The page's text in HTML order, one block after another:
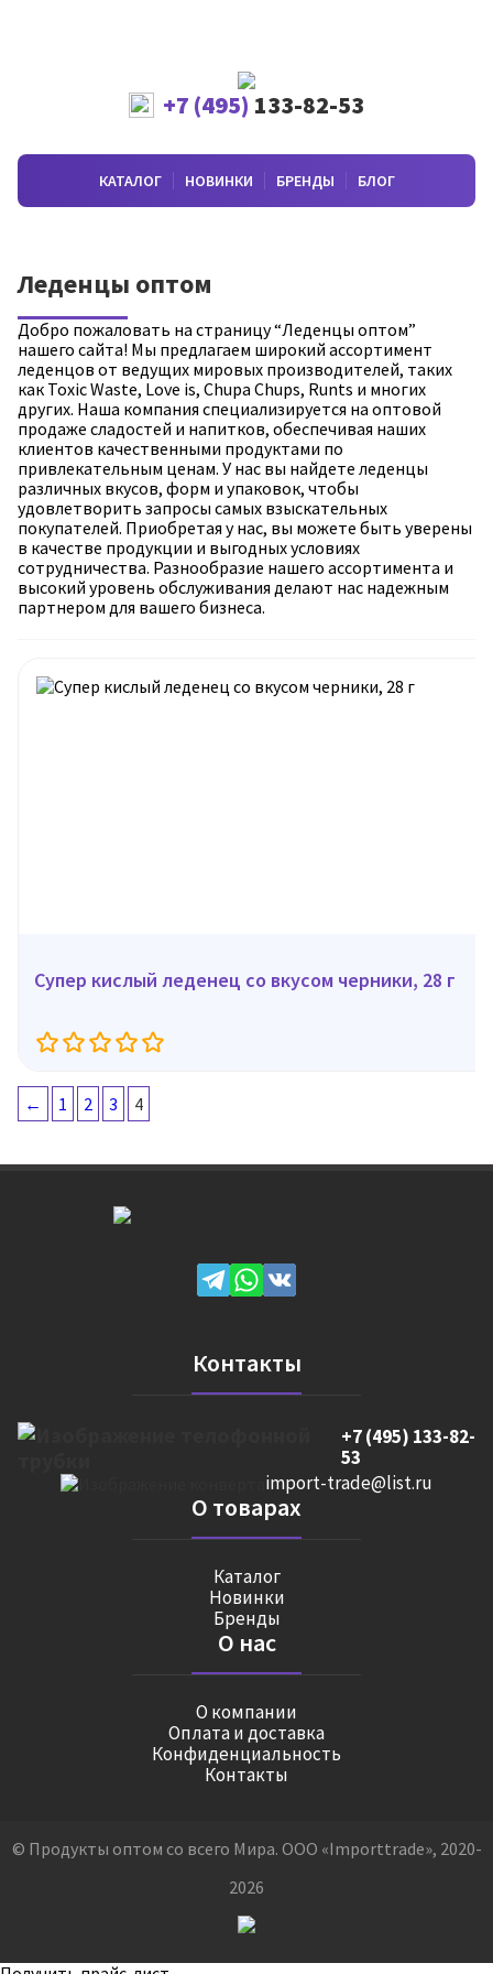
+7 (495) 133-82-53
КАТАЛОГ НОВИНКИ БРЕНДЫ БЛОГ
Леденцы оптом
Добро пожаловать на страницу “Леденцы оптом”
нашего сайта! Мы предлагаем широкий ассортимент
леденцов от ведущих мировых производителей, таких
как Toxic Waste, Love is, Chupa Chups, Runts и многих
других. Наша компания специализируется на оптовой
продаже сладостей и напитков, обеспечивая наших
клиентов качественными продуктами по
привлекательным ценам. У нас вы найдете леденцы
различных вкусов, форм и упаковок, чтобы
удовлетворить запросы самых взыскательных
покупателей. Приобретая у нас, вы можете быть уверены
в качестве продукции и выгодных условиях
сотрудничества. Разнообразие нашего ассортимента и
высокий уровень обслуживания делают нас надежным
партнером для вашего бизнеса.
Супер кислый леденец со вкусом черники, 28 г
← 1 2 3 4
Контакты
+7 (495) 133-82-
53
import-trade@list.ru
О товарах
Каталог
Новинки
Бренды
О нас
О компании
Оплата и доставка
Конфиденциальность
Контакты
© Продукты оптом со всего Мира. ООО «Importtrade», 2020-
2026